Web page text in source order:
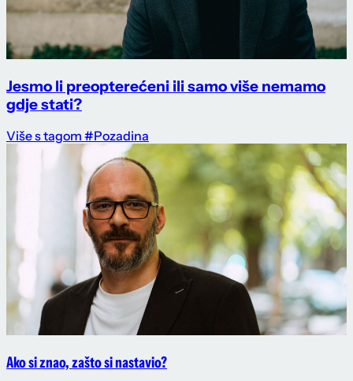
Jesmo li preopterećeni ili samo više nemamo
gdje stati?
Više s tagom #Pozadina
Ako si znao, zašto si nastavio?